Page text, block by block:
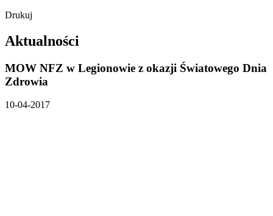
Drukuj
Aktualności
MOW NFZ w Legionowie z okazji Światowego Dnia
Zdrowia
10-04-2017